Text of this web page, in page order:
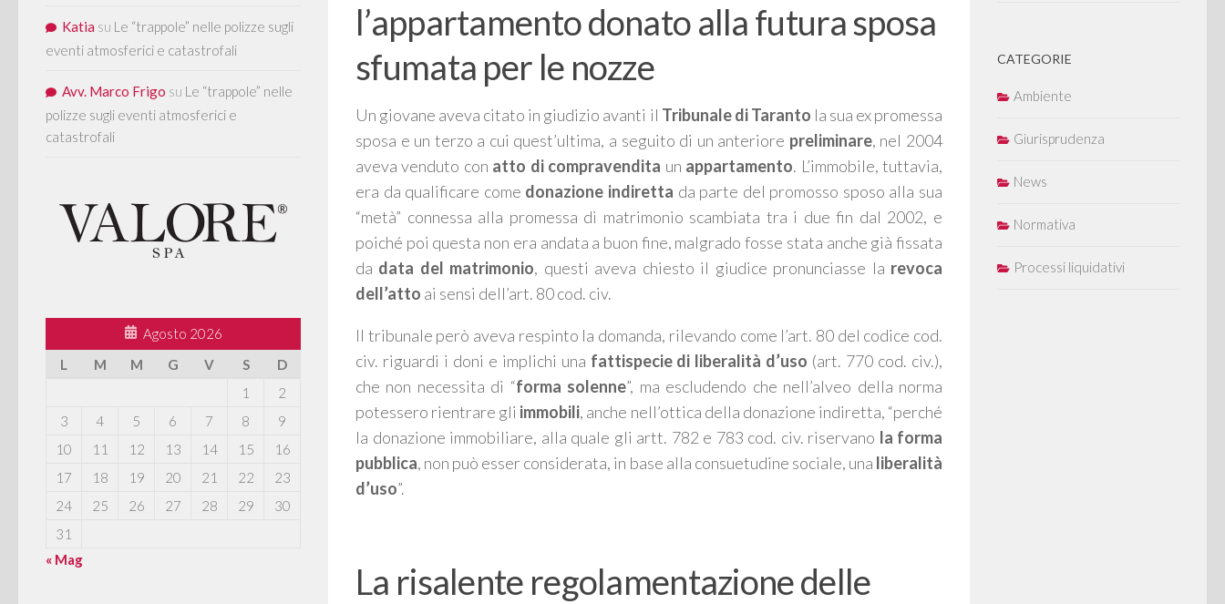
l’appartamento donato alla futura sposa
sfumata per le nozze
Un giovane aveva citato in giudizio avanti il Tribunale di Taranto la sua ex promessa
sposa e un terzo a cui quest’ultima, a seguito di un anteriore preliminare, nel 2004
aveva venduto con atto di compravendita un appartamento. L’immobile, tuttavia,
era da qualificare come donazione indiretta da parte del promosso sposo alla sua
“metà” connessa alla promessa di matrimonio scambiata tra i due fin dal 2002, e
poiché poi questa non era andata a buon fine, malgrado fosse stata anche già fissata
da data del matrimonio, questi aveva chiesto il giudice pronunciasse la revoca
dell’atto ai sensi dell’art. 80 cod. civ.
Il tribunale però aveva respinto la domanda, rilevando come l’art. 80 del codice cod.
civ. riguardi i doni e implichi una fattispecie di liberalità d’uso (art. 770 cod. civ.),
che non necessita di “forma solenne”, ma escludendo che nell’alveo della norma
potessero rientrare gli immobili, anche nell’ottica della donazione indiretta, “perché
la donazione immobiliare, alla quale gli artt. 782 e 783 cod. civ. riservano la forma
pubblica, non può esser considerata, in base alla consuetudine sociale, una liberalità
d’uso”.
La risalente regolamentazione delle
Katia su Le “trappole” nelle polizze sugli
eventi atmosferici e catastrofali
Avv. Marco Frigo su Le “trappole” nelle
polizze sugli eventi atmosferici e
catastrofali
Agosto 2026
L
M M G V S
D
1
2
3
4 5 6 7 8
9
10
11 12 13 14 15
16
17
18 19 20 21 22
23
24
25 26 27 28 29
30
31
« Mag
CATEGORIE
Ambiente
Giurisprudenza
News
Normativa
Processi liquidativi